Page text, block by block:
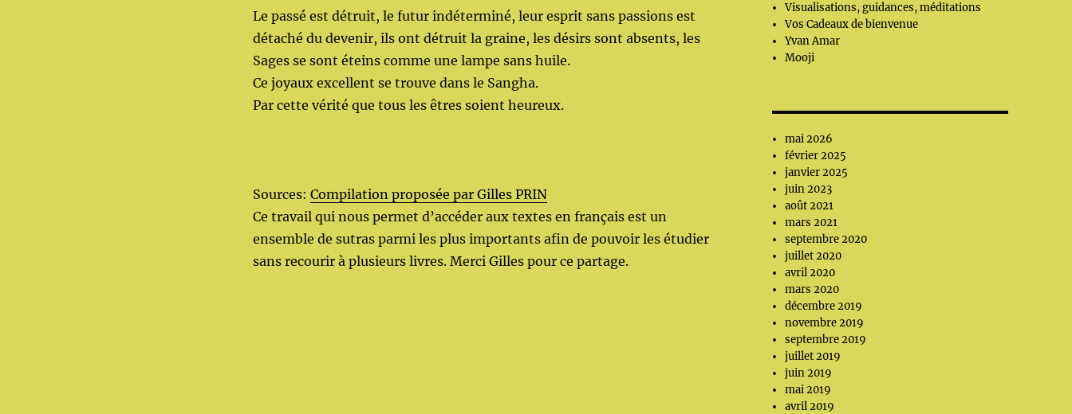
Le passé est détruit, le futur indéterminé, leur esprit sans passions est
détaché du devenir, ils ont détruit la graine, les désirs sont absents, les
Sages se sont éteins comme une lampe sans huile.
Ce joyaux excellent se trouve dans le Sangha.
Par cette vérité que tous les êtres soient heureux.
Sources: Compilation proposée par Gilles PRIN
Ce travail qui nous permet d’accéder aux textes en français est un
ensemble de sutras parmi les plus importants afin de pouvoir les étudier
sans recourir à plusieurs livres. Merci Gilles pour ce partage.
Visualisations, guidances, méditations
Vos Cadeaux de bienvenue
Yvan Amar
Mooji
mai 2026
février 2025
janvier 2025
juin 2023
août 2021
mars 2021
septembre 2020
juillet 2020
avril 2020
mars 2020
décembre 2019
novembre 2019
septembre 2019
juillet 2019
juin 2019
mai 2019
avril 2019